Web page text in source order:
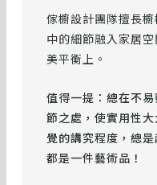
傢櫥設計團隊擅長
中的細節融入家居
美平衡上。
值得一提：總在不
節之處，使實用性
覺的講究程度，總
都是一件藝術品！